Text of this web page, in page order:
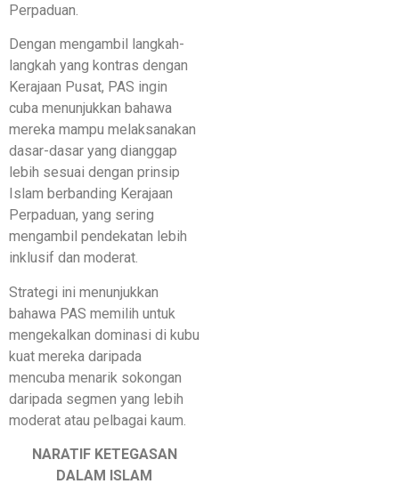
Perpaduan.
Dengan mengambil langkah-
langkah yang kontras dengan
Kerajaan Pusat, PAS ingin
cuba menunjukkan bahawa
mereka mampu melaksanakan
dasar-dasar yang dianggap
lebih sesuai dengan prinsip
Islam berbanding Kerajaan
Perpaduan, yang sering
mengambil pendekatan lebih
inklusif dan moderat.
Strategi ini menunjukkan
bahawa PAS memilih untuk
mengekalkan dominasi di kubu
kuat mereka daripada
mencuba menarik sokongan
daripada segmen yang lebih
moderat atau pelbagai kaum.
NARATIF KETEGASAN
DALAM ISLAM